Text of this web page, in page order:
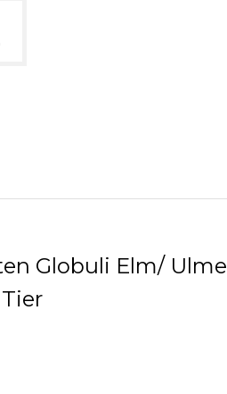
Globuli Elm/ Ulme